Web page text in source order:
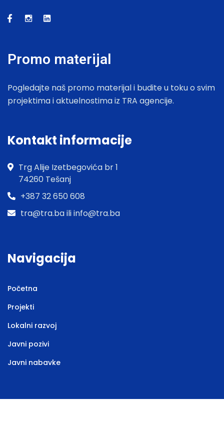
Promo materijal
Pogledajte naš promo materijal i budite u toku o svim
projektima i aktuelnostima iz TRA agencije.
Kontakt informacije
Trg Alije Izetbegovića br 1
74260 Tešanj
+387 32 650 608
tra@tra.ba ili info@tra.ba
Navigacija
Početna
Projekti
Lokalni razvoj
Javni pozivi
Javni nabavke